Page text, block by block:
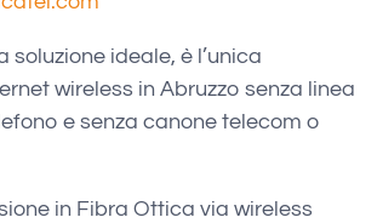
soluzione ideale, è l’unica
wireless in Abruzzo senza linea
e senza canone telecom o
in Fibra Ottica via wireless